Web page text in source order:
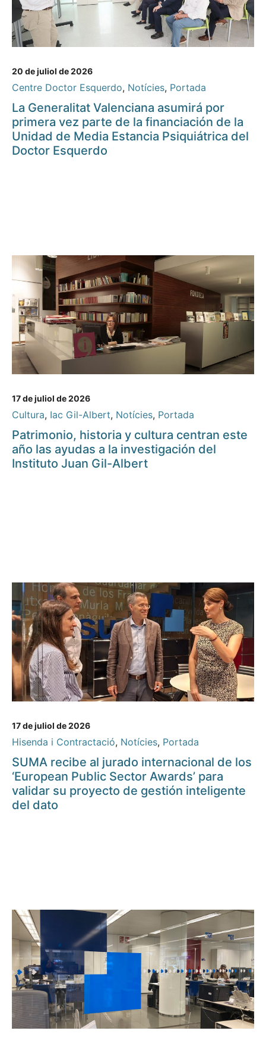
20 de juliol de 2026
Centre Doctor Esquerdo, Notícies, Portada
La Generalitat Valenciana asumirá por
primera vez parte de la financiación de la
Unidad de Media Estancia Psiquiátrica del
Doctor Esquerdo
17 de juliol de 2026
Cultura, Iac Gil-Albert, Notícies, Portada
Patrimonio, historia y cultura centran este
año las ayudas a la investigación del
Instituto Juan Gil-Albert
17 de juliol de 2026
Hisenda i Contractació, Notícies, Portada
SUMA recibe al jurado internacional de los
‘European Public Sector Awards’ para
validar su proyecto de gestión inteligente
del dato